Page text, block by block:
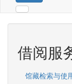
借阅服
馆藏检索与使